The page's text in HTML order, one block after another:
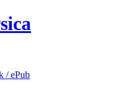
/ ePub